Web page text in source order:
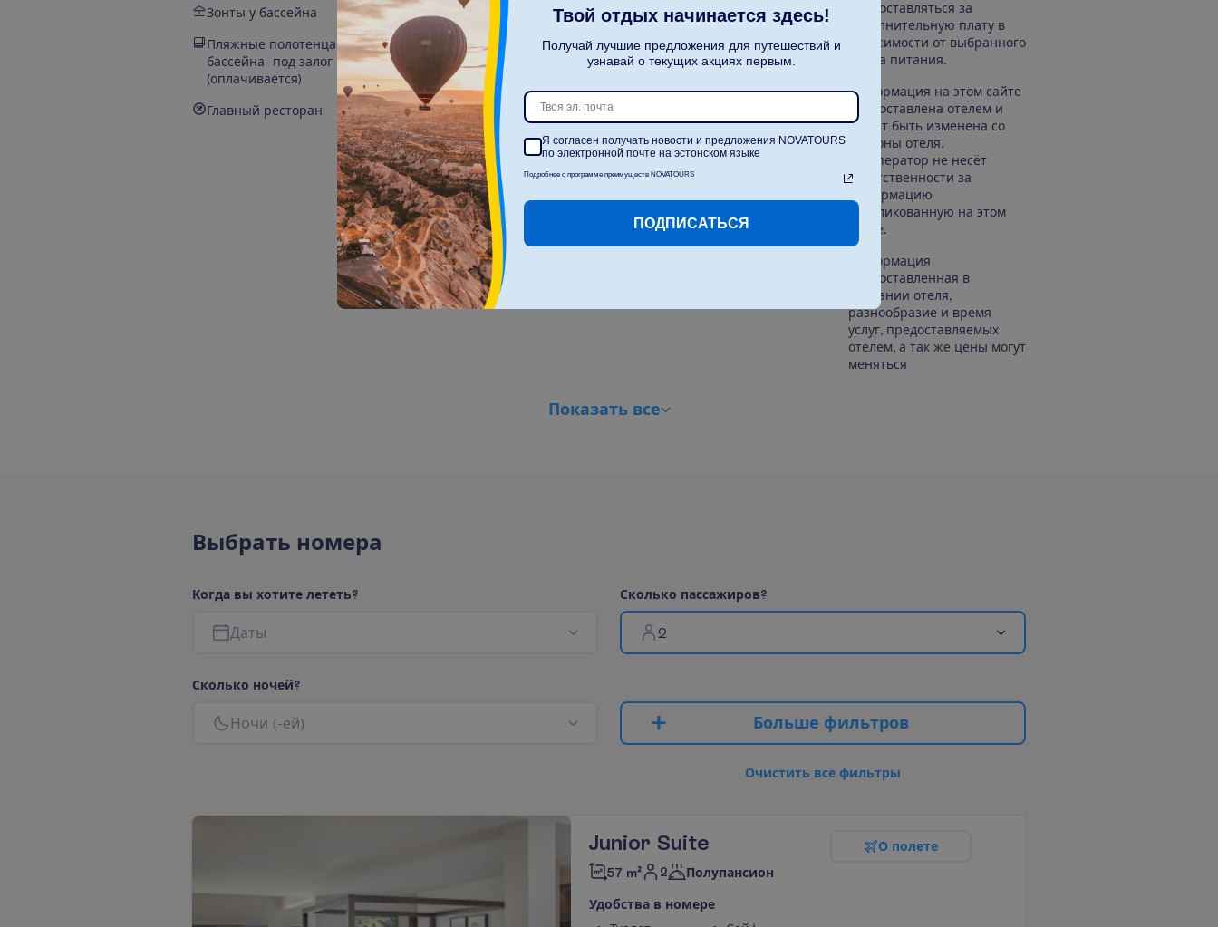
Зонты у бассейна Зонты на пляже
Пляжные полотенца у
бассейна- под залог
(оплачивается)
Беспроводной интернет
Главный ресторан
предоставляться за
дополнительную плату в
зависимости от выбранного
плана питания.
Информация на этом сайте
предоставлена отелем и
может быть изменена со
стороны отеля.
Туроператор не несёт
ответственности за
информацию
опубликованную на этом
сайте.
Информация
предоставленная в
описании отеля,
разнообразие и время
услуг, предоставляемых
отелем, а так же цены могут
меняться
Показать все
Выбрать номера
Когда вы хотите лететь?
Даты
Сколько пассажиров?
2
Сколько ночей?
Ночи (-ей) Больше фильтров
Очистить все фильтры
Junior Suite
57 m² 2 Полупансион
Удобства в номере
О полете
Твой отдых начинается здесь!
Получай лучшие предложения для путешествий и
узнавай о текущих акциях первым.
Я согласен получать новости и предложения NOVATOURS
по электронной почте на эстонском языке
Подробнее о программе преимуществ NOVATOURS
ПОДПИСАТЬСЯ